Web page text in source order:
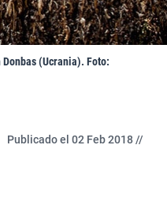
(Ucrania). Foto:
Publicado el 02 Feb 2018 //